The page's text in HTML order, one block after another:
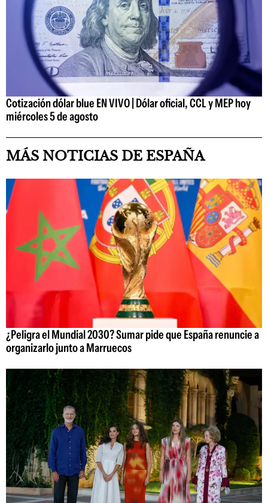
Cotización dólar blue EN VIVO | Dólar oficial, CCL y MEP hoy
miércoles 5 de agosto
MÁS NOTICIAS DE ESPAÑA
¿Peligra el Mundial 2030? Sumar pide que España renuncie a
organizarlo junto a Marruecos